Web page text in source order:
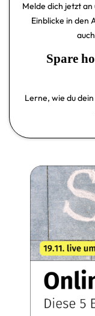
Melde dich jetzt
Einblicke in den
Spare
Lerne, wie du dein